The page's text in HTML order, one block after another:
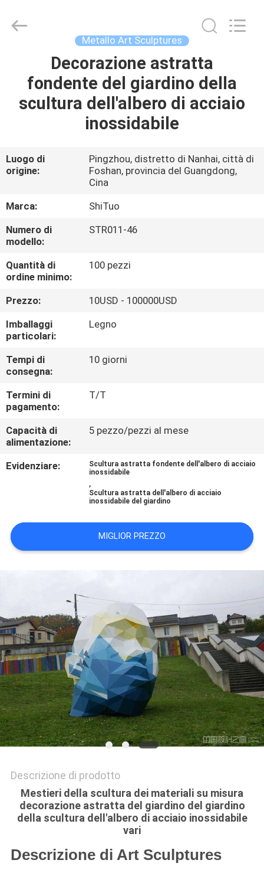
PRODOTTI
SU
NOI
ALLA
FABBRICA
CONTROLLO
DELLA
QUALITÀ
CONTATTACI
NOTIZIE
CHIEDI
UN
DEL
SITO
PRIVACY
POLICY
Crafts
Metallo Art Sculptures
Decorazione astratta
fondente del giardino della
scultura dell'albero di acciaio
inossidabile
Luogo di
origine:
Pingzhou, distretto di Nanhai, città di
Foshan, provincia del Guangdong,
Cina
Marca:
ShiTuo
Numero di
modello:
STR011-46
Quantità di
ordine minimo:
100 pezzi
Prezzo:
10USD - 100000USD
Imballaggi
particolari:
Legno
Tempi di
consegna:
10 giorni
Termini di
pagamento:
T/T
Capacità di
alimentazione:
5 pezzo/pezzi al mese
Evidenziare:
Scultura astratta fondente dell'albero di acciaio
inossidabile
,
Scultura astratta dell'albero di acciaio
inossidabile del giardino
MIGLIOR PREZZO
Descrizione di prodotto
Mestieri della scultura dei materiali su misura
decorazione astratta del giardino del giardino
della scultura dell'albero di acciaio inossidabile
vari
Descrizione di Art Sculptures